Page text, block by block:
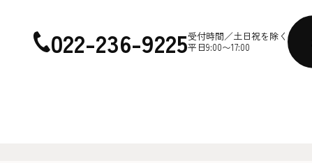
022-236-9225受付時間／土日祝を除く
平日9:00〜17:00